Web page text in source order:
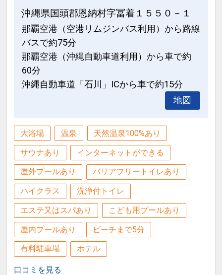
お子様ポイント
●お子様用ルームウェア・スリッパをご
用意♪
※旅行代金に含まれます。
●３連泊以上ご宿泊の方に、滞在中ラン
チ１回付（限定メニュー）
※旅行代金に含まれます。
客室清掃のご案内
●２泊ごとに１回の「エコ清掃」を導入
※２泊目と４泊目はタオル交換、ゴミ回
収、アメニティとミネラルウォーターの
補充のみとなります。
設定期間：2026年6月1日～2026年10月
ご宿泊の６０日前までにお申し込みにな
ると
１泊につきおひとり様 １，０００円引
※早期申込期間を過ぎてからの変更（人
数の内訳・客室タイプ・食事条件・プラ
ン・氏名・人員・泊数の増減等の変更）
があった場合、早期申込割引は適用され
※他の割引との併用はできません。
※割引適用後のご旅行代金は、カレンダ
ーからお進みいただいた後表示される
「空室照会結果確認画面」でご確認くだ
さい。
ホテルポイント
●レンタルアメニティやお子様向けグッ
ズなど多様なサポートアイテムのご利用
ＯＫ（数量限定／一部有料）
沖縄県国頭郡恩納村字冨着１５５０－１
那覇空港（空港リムジンバス利用）から路線
バスで約75分
那覇空港（沖縄自動車道利用）から車で約
60分
沖縄自動車道「石川」ICから車で約15分
地図
大浴場 温泉 天然温泉100%あり
サウナあり インターネットができる
屋外プールあり バリアフリートイレあり
ハイクラス 洗浄付トイレ
エステ又はスパあり こども用プールあり
屋内プールあり ビーチまで5分
有料駐車場 ホテル
口コミを見る